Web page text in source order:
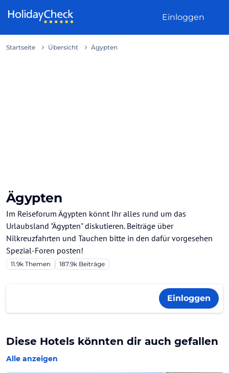
Einloggen
Startseite Übersicht Ägypten
Ägypten
Im Reiseforum Ägypten könnt Ihr alles rund um das
Urlaubsland "Ägypten" diskutieren. Beiträge über
Nilkreuzfahrten und Tauchen bitte in den dafür vorgesehen
Spezial-Foren posten!
11.9k Themen 187.9k Beiträge
Einloggen